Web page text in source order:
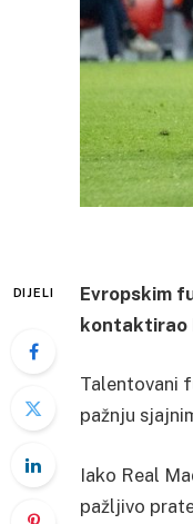
DIJELI
Evropskim
kontaktirao
Talentovani
pažnju
Iako Real
pažljivo